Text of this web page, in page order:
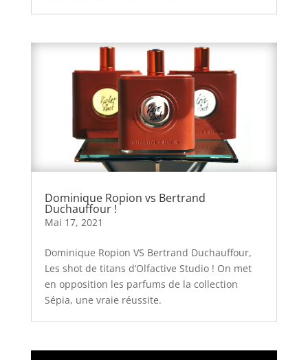
Dominique Ropion vs Bertrand
Duchauffour !
Mai 17, 2021
Dominique Ropion VS Bertrand Duchauffour,
Les shot de titans d’Olfactive Studio ! On met
en opposition les parfums de la collection
Sépia, une vraie réussite.